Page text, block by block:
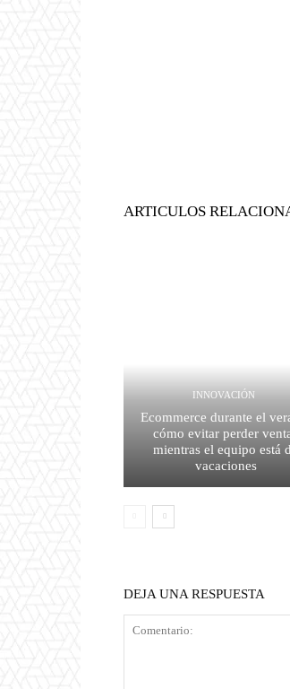
ARTICULOS
INNOVACIÓN
Ecommerce durante el
cómo evitar perder
mientras el equipo está
vacaciones
DEJA UNA RESPUESTA